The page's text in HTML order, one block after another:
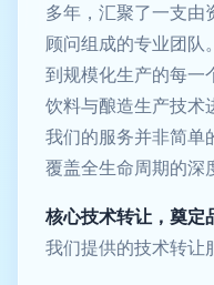
多年，汇聚了一支由
顾问组成的专业团队
到规模化生产的每一
饮料与酿造生产技术
我们的服务并非简单
覆盖全生命周期的深
核心技术转让，奠定
我们提供的技术转让